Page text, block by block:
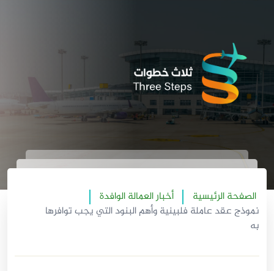
الصفحة الرئيسية
أخبار العمالة الوافدة
نموذج عقد عاملة فلبينية وأهم البنود التي يجب توافرها
به